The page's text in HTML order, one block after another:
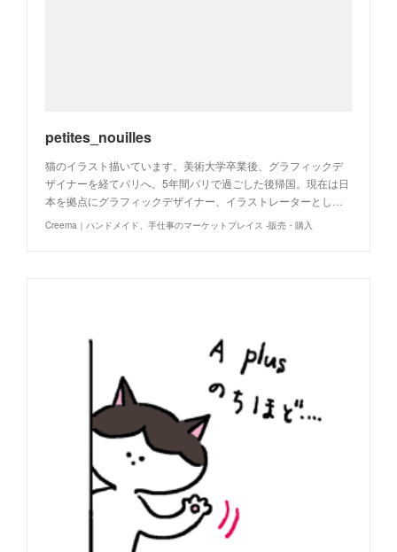
petites_nouilles
猫のイラスト描いています。美術大学卒業後、グラフィックデ
ザイナーを経てパリへ。5年間パリで過ごした後帰国。現在は日
本を拠点にグラフィックデザイナー、イラストレーターとし…
Creema｜ハンドメイド、手仕事のマーケットプレイス -販売・購入